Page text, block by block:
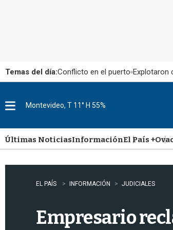
Temas del día:Conflicto en el puerto Explotaron
u
Montevideo, T 11° H 55%
Últimas NoticiasInformaciónEl País +
EL PAÍS INFORMACIÓN JUDICIALES
Empresario